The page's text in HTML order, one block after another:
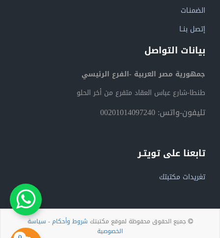
الضمنـات
إتصل بنــا
بيانات التواصل
جمهورية مصر العربية -الفرع الرئيسي
طنطا-شارع عباس العقاد متفرع من أخر الحلو
تليفون-واتس: 00201014097240
تابعنا على تويتـر
تغريدات مكتبتك
جميع الحقوق محفوظة لموقع مكتبتك شروط وأحكام- سياسة
الخصوصية